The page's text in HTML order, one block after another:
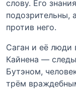
слову. Его
подозрительны,
против него.
Саган и её люди
Кайнена —
Бутэном,
трём